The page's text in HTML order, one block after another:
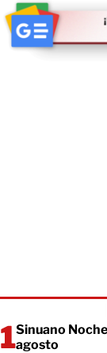
Sinuano
agosto